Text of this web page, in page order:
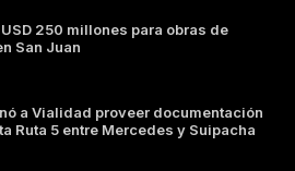
250 millones para obras de
San Juan
a Vialidad proveer documentación
Ruta 5 entre Mercedes y Suipacha